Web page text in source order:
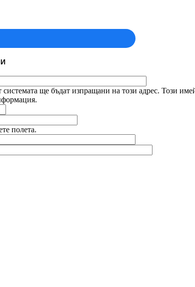
ще бъдат изпращани на този адрес. Този
полета.